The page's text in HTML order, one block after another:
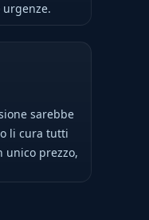
sarebbe
li cura tutti
prezzo,